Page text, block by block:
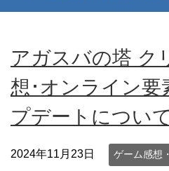
アガスバの塔 ク
想･オンライン要
プデートについて
2024年11月23日 ゲーム感想